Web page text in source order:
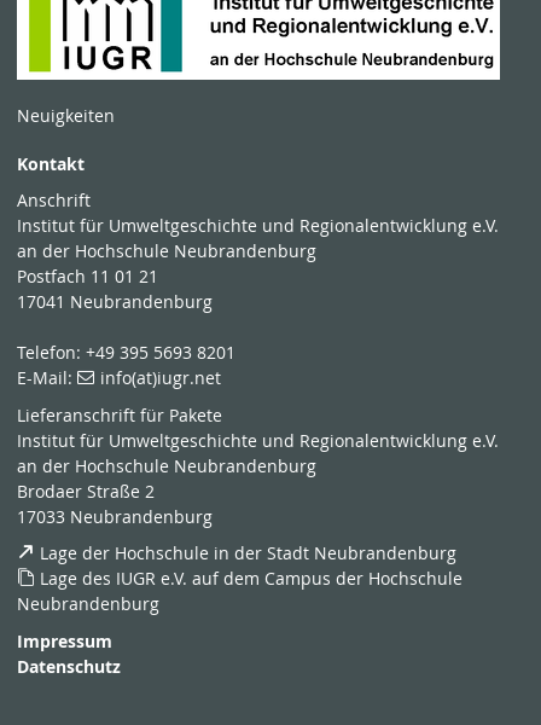
Neuigkeiten
Kontakt
Anschrift
Institut für Umweltgeschichte und Regionalentwicklung e.V.
an der Hochschule Neubrandenburg
Postfach 11 01 21
17041 Neubrandenburg
Telefon: +49 395 5693 8201
E-Mail:
info(at)iugr.net
Lieferanschrift für Pakete
Institut für Umweltgeschichte und Regionalentwicklung e.V.
an der Hochschule Neubrandenburg
Brodaer Straße 2
17033 Neubrandenburg
Lage der Hochschule in der Stadt Neubrandenburg
Lage des IUGR e.V. auf dem Campus der Hochschule
Neubrandenburg
Impressum
Datenschutz